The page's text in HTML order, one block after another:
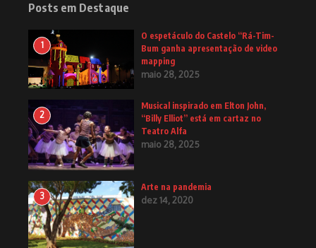
Posts em Destaque
1
O espetáculo do Castelo “Rá-Tim-
Bum ganha apresentação de video
mapping
maio 28, 2025
2
Musical inspirado em Elton John,
“Billy Elliot” está em cartaz no
Teatro Alfa
maio 28, 2025
3
Arte na pandemia
dez 14, 2020